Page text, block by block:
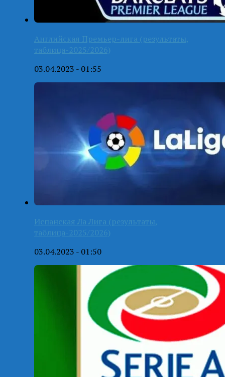
Английская Премьер-лига (результаты,
таблица-2025/2026)
03.04.2023 - 01:55
Испанская Ла Лига (результаты,
таблица-2025/2026)
03.04.2023 - 01:50